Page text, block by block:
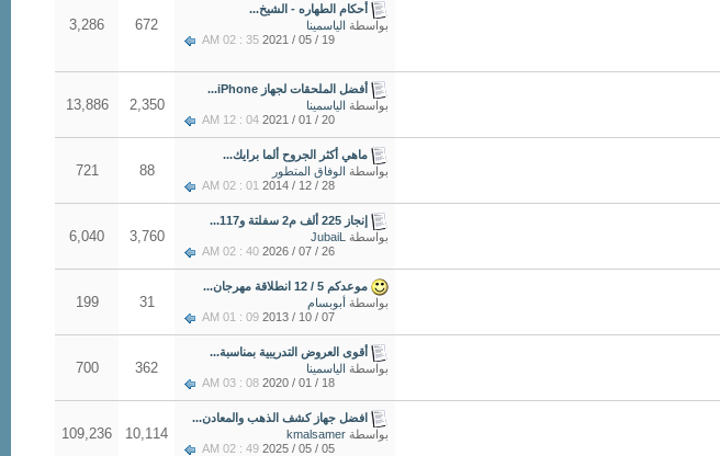
أحكام الطهاره - الشيخ...
بواسطة الياسمينا
19 / 05 / 2021
35 : 02 AM
672
3,286
أفضل الملحقات لجهاز iPhone...
بواسطة الياسمينا
20 / 01 / 2021
04 : 12 AM
2,350
13,886
ماهي أكثر الجروح ألما برايك...
بواسطة الوفاق المتطور
28 / 12 / 2014
01 : 02 AM
88
721
إنجاز 225 ألف م2 سفلتة و117...
بواسطة JubaiL
26 / 07 / 2026
40 : 02 AM
3,760
6,040
موعدكم 5 / 12 انطلاقة مهرجان...
بواسطة أبوبسام
07 / 10 / 2013
09 : 01 AM
31
199
أقوى العروض التدريبية بمناسبة...
بواسطة الياسمينا
18 / 01 / 2020
08 : 03 AM
362
700
افضل جهاز كشف الذهب والمعادن...
بواسطة kmalsamer
05 / 05 / 2025
49 : 02 AM
10,114
109,236